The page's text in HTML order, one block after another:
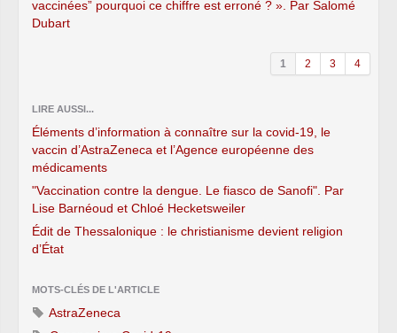
vaccinées” pourquoi ce chiffre est erroné ? ». Par Salomé
Dubart
1 2 3 4
LIRE AUSSI...
Éléments d’information à connaître sur la covid-19, le
vaccin d’AstraZeneca et l’Agence européenne des
médicaments
"Vaccination contre la dengue. Le fiasco de Sanofi". Par
Lise Barnéoud et Chloé Hecketsweiler
Édit de Thessalonique : le christianisme devient religion
d’État
MOTS-CLÉS DE L'ARTICLE
AstraZeneca